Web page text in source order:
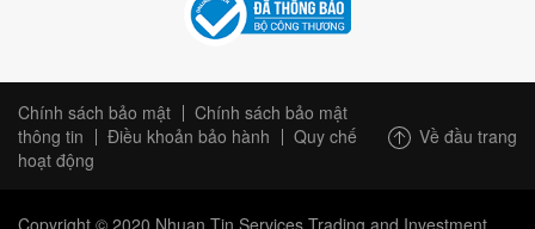
Chính sách bảo mật
Chính sách bảo mật
thông tin
Điều khoản bảo hành
Quy chế
hoạt động
Về đầu trang